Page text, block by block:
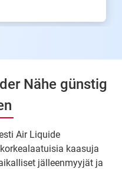
Nähe günstig
Air Liquide
kaasuja
jälleenmyyjät ja